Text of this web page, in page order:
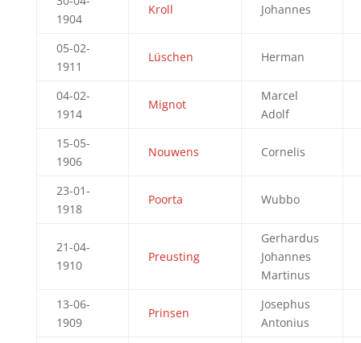
1904
Kroll Johannes
05-02-
1911
Lüschen Herman
04-02-
1914
Mignot
Marcel
Adolf
15-05-
1906
Nouwens Cornelis
23-01-
1918
Poorta Wubbo
21-04-
1910
Preusting
Gerhardus
Johannes
Martinus
13-06-
1909
Prinsen
Josephus
Antonius